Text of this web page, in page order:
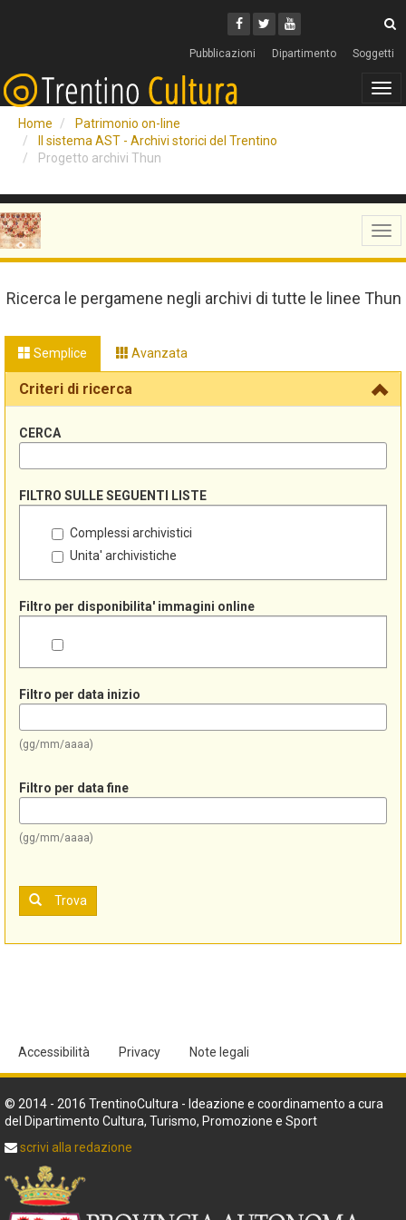
Facebook
Twitter
Youtube
Pubblicazioni Dipartimento Soggetti
Home
Patrimonio on-line
Il sistema AST - Archivi storici del Trentino
Progetto archivi Thun
Ricerca le pergamene negli archivi di tutte le linee Thun
Semplice Avanzata
Criteri di ricerca
CERCA
FILTRO SULLE SEGUENTI LISTE
Complessi archivistici
Unita' archivistiche
Filtro per disponibilita' immagini online
Filtro per data inizio
(gg/mm/aaaa)
Filtro per data fine
(gg/mm/aaaa)
Trova
Accessibilità Privacy Note legali
© 2014 - 2016 TrentinoCultura - Ideazione e coordinamento a cura
del Dipartimento Cultura, Turismo, Promozione e Sport
scrivi alla redazione